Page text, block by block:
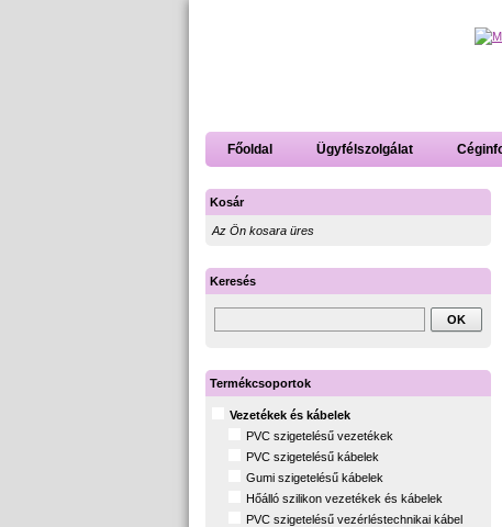
Főoldal Ügyfélszolgálat
Kosár
Az Ön kosara üres
Keresés
Termékcsoportok
Vezetékek és kábelek
PVC szigetelésű vezetékek
PVC szigetelésű kábelek
Gumi szigetelésű kábelek
Hőálló szilikon vezetékek és kábelek
PVC szigetelésű vezérléstechnikai kábel